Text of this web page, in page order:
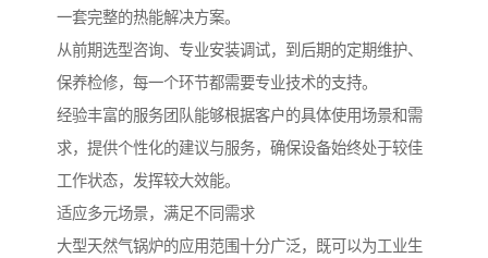
一套完整的热能解决方案。
从前期选型咨询、专业安装调试，到后期的定期维护、
保养检修，每一个环节都需要专业技术的支持。
经验丰富的服务团队能够根据客户的具体使用场景和需
求，提供个性化的建议与服务，确保设备始终处于较佳
工作状态，发挥较大效能。
适应多元场景，满足不同需求
大型天然气锅炉的应用范围十分广泛，既可以为工业生